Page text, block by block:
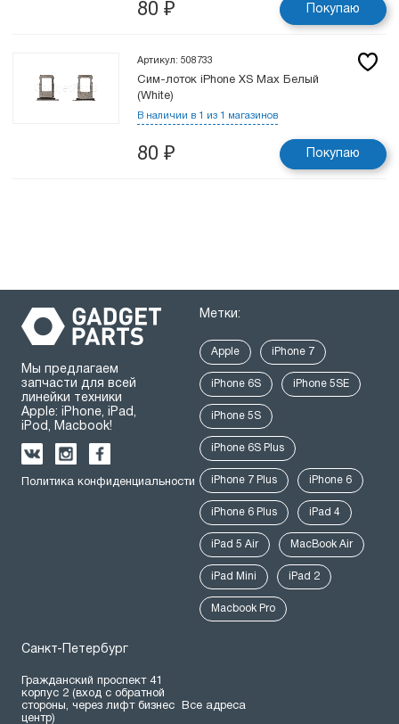
80 ₽ Покупаю
Артикул: 508733
Сим-лоток iPhone XS Max Белый
(White)
В наличии в 1 из 1 магазинов
80 ₽ Покупаю
Мы предлагаем
запчасти для всей
линейки техники
Apple: iPhone, iPad,
iPod, Macbook!
Политика конфиденциальности
Метки:
Apple iPhone 7
iPhone 6S iPhone 5SE
iPhone 5S
iPhone 6S Plus
iPhone 7 Plus iPhone 6
iPhone 6 Plus iPad 4
iPad 5 Air MacBook Air
iPad Mini iPad 2
Macbook Pro
Санкт-Петербург
Гражданский проспект 41
корпус 2 (вход с обратной
стороны, через лифт бизнес
центр)
Все адреса